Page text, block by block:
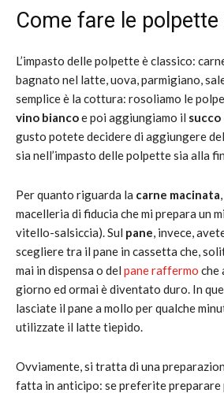
Come fare le
L’impasto delle polpette è classico:
bagnato nel latte, uova, parmigiano,
semplice è la cottura: rosoliamo le
vino biancoe poi aggiungiamo il succo
gusto potete decidere di aggiungere del
sia nell’impasto delle polpette sia alla
Per quanto riguarda la carne macinata
macelleria di fiducia che mi prepara un
vitello-salsiccia). Sul pane, invece,
scegliere tra il pane in cassetta che,
mai in dispensa o del pane raffermo che
giorno ed ormai è diventato duro. In
lasciate il pane a mollo per qualche
utilizzate il latte tiepido.
Ovviamente, si tratta di una
fatta in anticipo: se preferite preparare